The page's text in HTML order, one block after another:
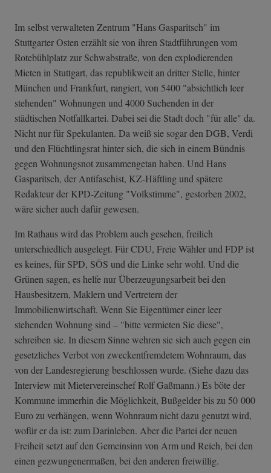
Im selbst verwalteten Zentrum "Hans Gasparitsch" im
Stuttgarter Osten erzählt sie von ihren Stadtführungen vom
Rotebühlplatz zur Schwabstraße, von den explodierenden
Mieten in Stuttgart, das republikweit an dritter Stelle, hinter
München und Frankfurt, rangiert, von 5400 "absichtlich leer
stehenden" Wohnungen und 4000 Suchenden in der
städtischen Notfallkartei. Dabei sei die Stadt doch "für alle" da.
Nicht nur für Spekulanten. Da weiß sie sogar den DGB, Verdi
und den Flüchtlingsrat hinter sich, die sich in einem Bündnis
gegen Wohnungsnot zusammengetan haben. Und Hans
Gasparitsch, der Antifaschist, KZ-Häftling und spätere
Redakteur der KPD-Zeitung "Volkstimme", gestorben 2002,
wäre sicher auch dafür gewesen.
Im Rathaus wird das Problem auch gesehen, freilich
unterschiedlich ausgelegt. Für CDU, Freie Wähler und FDP ist
es keines, für SPD, SÖS und die Linke sehr wohl. Und die
Grünen sagen, es helfe nur Überzeugungsarbeit bei den
Hausbesitzern, Maklern und Vertretern der
Immobilienwirtschaft. Wenn Sie Eigentümer einer leer
stehenden Wohnung sind – "bitte vermieten Sie diese",
schreiben sie. In diesem Sinne wehren sie sich auch gegen ein
gesetzliches Verbot von zweckentfremdetem Wohnraum, das
von der Landesregierung beschlossen wurde. (Siehe dazu das
Interview mit Mietervereinschef Rolf Gaßmann.) Es böte der
Kommune immerhin die Möglichkeit, Bußgelder bis zu 50 000
Euro zu verhängen, wenn Wohnraum nicht dazu genutzt wird,
wofür er da ist: zum Darinleben. Aber die Partei der neuen
Freiheit setzt auf den Gemeinsinn von Arm und Reich, bei den
einen gezwungenermaßen, bei den anderen freiwillig.